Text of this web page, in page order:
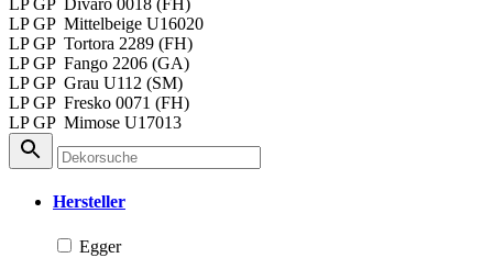
LP GP Mittelbeige U16020
LP GP Tortora 2289 (FH)
LP GP Fango 2206 (GA)
LP GP Grau U112 (SM)
LP GP Fresko 0071 (FH)
LP GP Mimose U17013
Hersteller
Egger